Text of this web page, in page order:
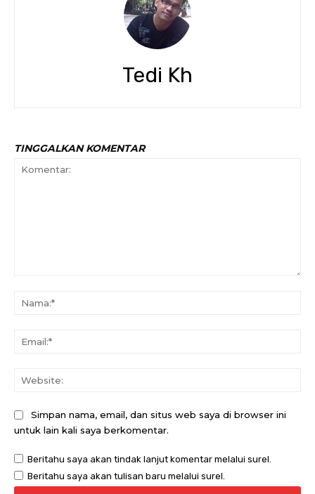
Tedi Kh
TINGGALKAN KOMENTAR
Simpan nama, email, dan situs web saya di browser ini
untuk lain kali saya berkomentar.
Beritahu saya akan tindak lanjut komentar melalui surel.
Beritahu saya akan tulisan baru melalui surel.